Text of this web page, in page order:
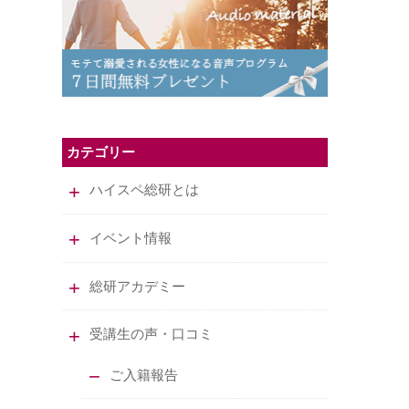
カテゴリー
ハイスペ総研とは
イベント情報
総研アカデミー
受講生の声・口コミ
ご入籍報告